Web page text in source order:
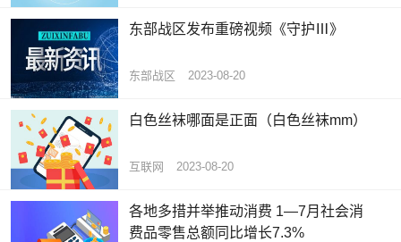
东部战区发布重磅视频《守护Ⅲ》
东部战区 2023-08-20
白色丝袜哪面是正面（白色丝袜mm）
互联网 2023-08-20
各地多措并举推动消费 1—7月社会消
费品零售总额同比增长7.3%